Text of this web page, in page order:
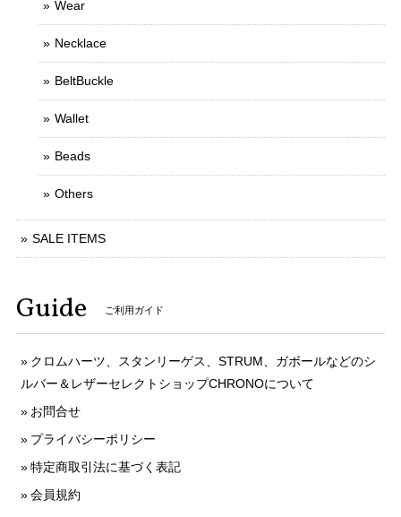
Wear
Necklace
BeltBuckle
Wallet
Beads
Others
SALE ITEMS
Guide ご利用ガイド
クロムハーツ、スタンリーゲス、STRUM、ガボールなどのシ
ルバー＆レザーセレクトショップCHRONOについて
お問合せ
プライバシーポリシー
特定商取引法に基づく表記
会員規約